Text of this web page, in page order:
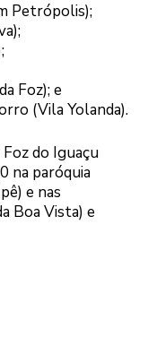
Petrópolis);
Foz); e
(Vila Yolanda).
Foz do Iguaçu
na paróquia
e nas
Boa Vista) e